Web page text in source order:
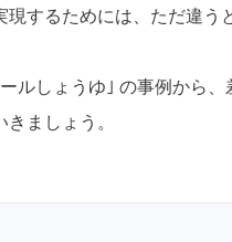
するためには、ただ違う
ルしょうゆ｣ の事例から
ましょう。